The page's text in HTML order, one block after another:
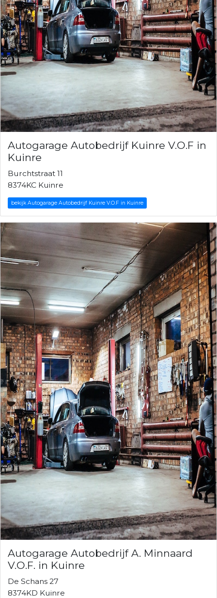
Autogarage Autobedrijf Kuinre V.O.F in
Kuinre
Burchtstraat 11
8374KC Kuinre
bekijk Autogarage Autobedrijf Kuinre V.O.F in Kuinre
Autogarage Autobedrijf A. Minnaard
V.O.F. in Kuinre
De Schans 27
8374KD Kuinre